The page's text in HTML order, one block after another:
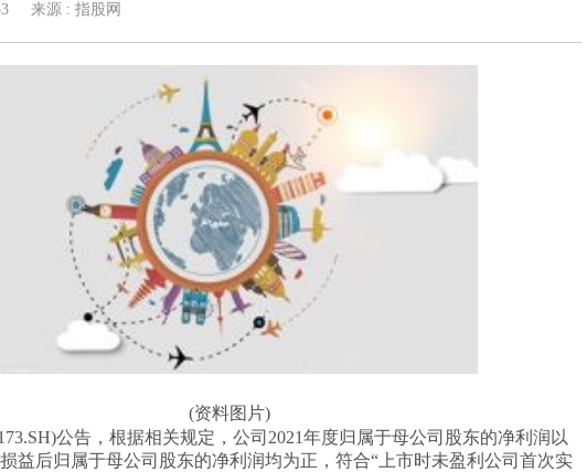
来源 : 指股网
(资料图片)
公告，根据相关规定，公司2021年度归属于母公司股东的净利润以
益后归属于母公司股东的净利润均为正，符合“上市时未盈利公司首次实